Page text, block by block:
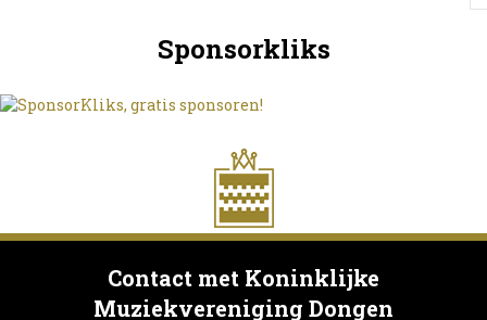
Sponsorkliks
Contact met Koninklijke
Muziekvereniging Dongen